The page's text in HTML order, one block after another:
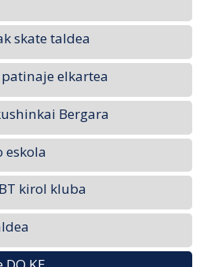
skate taldea
elkartea
Bergara
eskola
kirol kluba